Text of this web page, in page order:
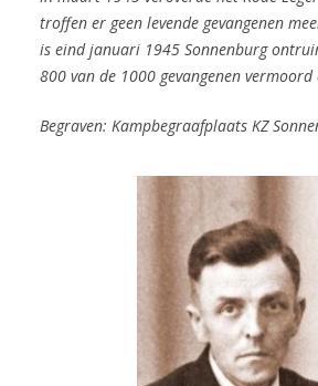
troffen er geen levende gevangenen
is eind januari 1945 Sonnenburg
800 van de 1000 gevangenen
Begraven: Kampbegraafplaats KZ